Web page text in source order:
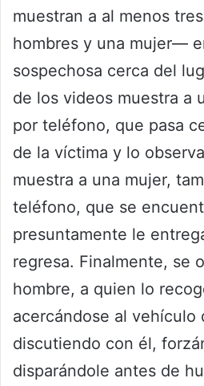
muestran a al menos
hombres y una mujer—
sospechosa cerca del
de los videos muestra a
por teléfono, que pasa
de la víctima y lo
muestra a una mujer,
teléfono, que se
presuntamente le
regresa. Finalmente, se
hombre, a quien lo
acercándose al vehículo
discutiendo con él,
disparándole antes de